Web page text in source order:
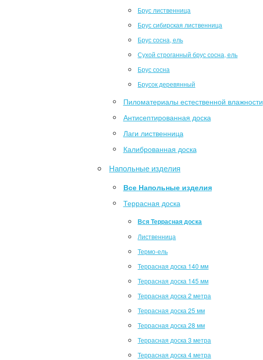
Брус лиственница
Брус сибирская лиственница
Брус сосна, ель
Сухой строганный брус сосна, ель
Брус сосна
Брусок деревянный
Пиломатериалы естественной влажности
Антисептированная доска
Лаги лиственница
Калиброванная доска
Напольные изделия
Все Напольные изделия
Террасная доска
Вся Террасная доска
Лиственница
Термо-ель
Террасная доска 140 мм
Террасная доска 145 мм
Террасная доска 2 метра
Террасная доска 25 мм
Террасная доска 28 мм
Террасная доска 3 метра
Террасная доска 4 метра